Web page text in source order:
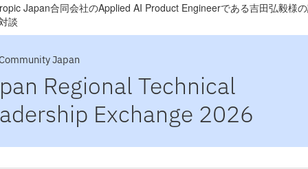
Japan合同会社のApplied AI Product Engineerである吉田弘毅様
談
Japan
Regional Technical
Exchange 2026